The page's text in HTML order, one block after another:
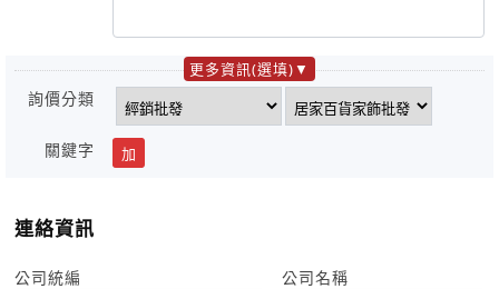
更多資訊(選填)
詢價分類
關鍵字 加
連絡資訊
公司統編 公司名稱